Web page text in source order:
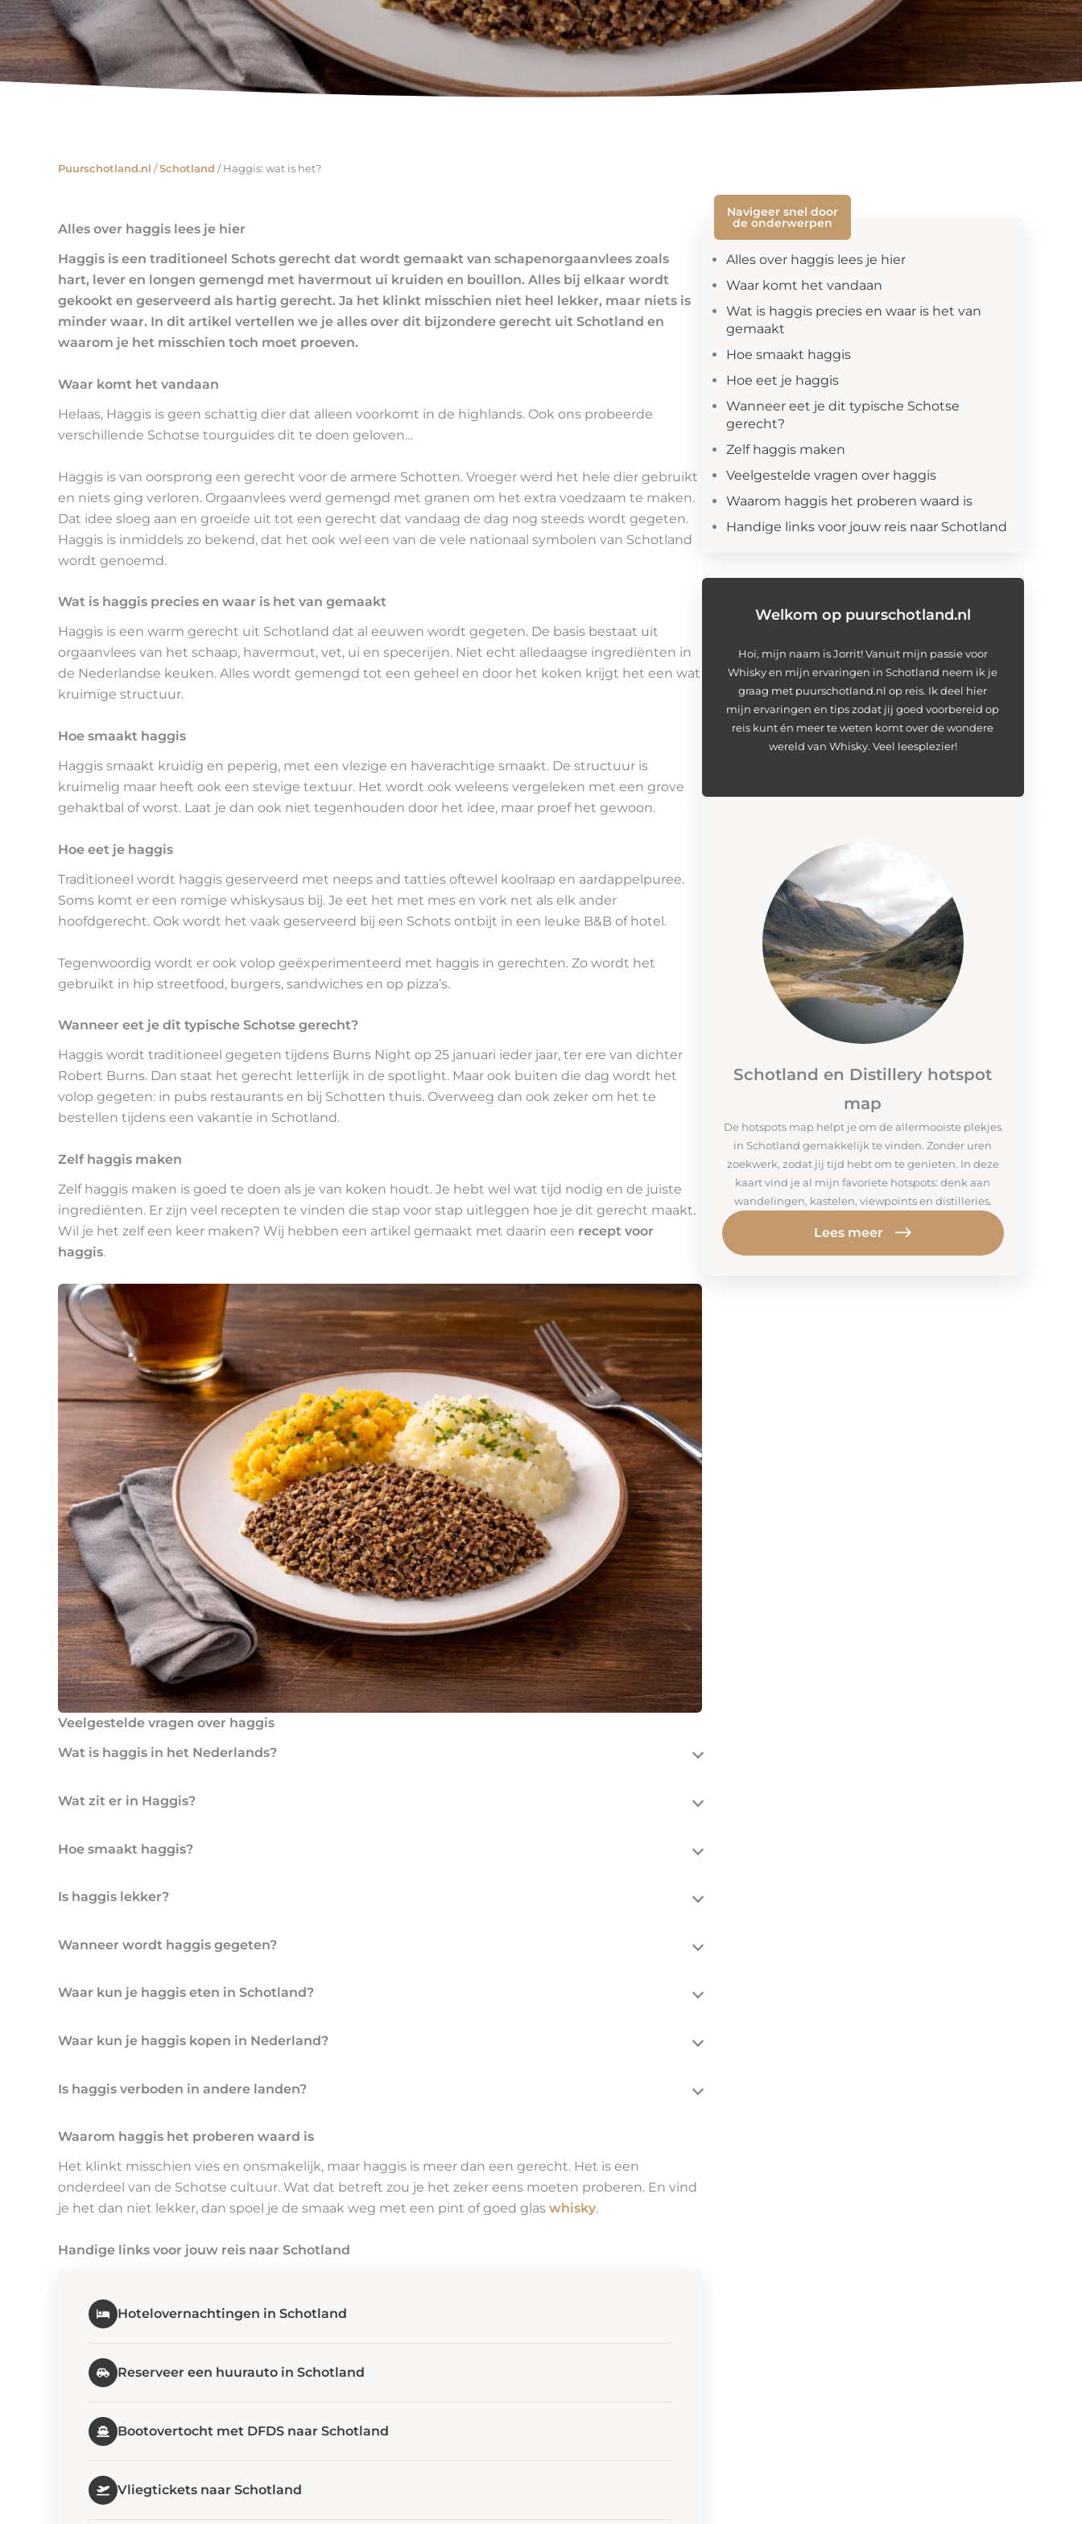
Puurschotland.nl /Schotland /Haggis: wat is het?
Alles over haggis lees je hier
Haggis is een traditioneel Schots gerecht dat wordt gemaakt van schapenorgaanvlees zoals
hart, lever en longen gemengd met havermout ui kruiden en bouillon. Alles bij elkaar wordt
gekookt en geserveerd als hartig gerecht. Ja het klinkt misschien niet heel lekker, maar niets is
minder waar. In dit artikel vertellen we je alles over dit bijzondere gerecht uit Schotland en
waarom je het misschien toch moet proeven.
Waar komt het vandaan
Helaas, Haggis is geen schattig dier dat alleen voorkomt in de highlands. Ook ons probeerde
verschillende Schotse tourguides dit te doen geloven…
Haggis is van oorsprong een gerecht voor de armere Schotten. Vroeger werd het hele dier gebruikt
en niets ging verloren. Orgaanvlees werd gemengd met granen om het extra voedzaam te maken.
Dat idee sloeg aan en groeide uit tot een gerecht dat vandaag de dag nog steeds wordt gegeten.
Haggis is inmiddels zo bekend, dat het ook wel een van de vele nationaal symbolen van Schotland
wordt genoemd.
Wat is haggis precies en waar is het van gemaakt
Haggis is een warm gerecht uit Schotland dat al eeuwen wordt gegeten. De basis bestaat uit
orgaanvlees van het schaap, havermout, vet, ui en specerijen. Niet echt alledaagse ingrediënten in
de Nederlandse keuken. Alles wordt gemengd tot een geheel en door het koken krijgt het een wat
kruimige structuur.
Hoe smaakt haggis
Haggis smaakt kruidig en peperig, met een vlezige en haverachtige smaakt. De structuur is
kruimelig maar heeft ook een stevige textuur. Het wordt ook weleens vergeleken met een grove
gehaktbal of worst. Laat je dan ook niet tegenhouden door het idee, maar proef het gewoon.
Hoe eet je haggis
Traditioneel wordt haggis geserveerd met neeps and tatties oftewel koolraap en aardappelpuree.
Soms komt er een romige whiskysaus bij. Je eet het met mes en vork net als elk ander
hoofdgerecht. Ook wordt het vaak geserveerd bij een Schots ontbijt in een leuke B&B of hotel.
Tegenwoordig wordt er ook volop geëxperimenteerd met haggis in gerechten. Zo wordt het
gebruikt in hip streetfood, burgers, sandwiches en op pizza’s.
Wanneer eet je dit typische Schotse gerecht?
Haggis wordt traditioneel gegeten tijdens Burns Night op 25 januari ieder jaar, ter ere van dichter
Robert Burns. Dan staat het gerecht letterlijk in de spotlight. Maar ook buiten die dag wordt het
volop gegeten: in pubs restaurants en bij Schotten thuis. Overweeg dan ook zeker om het te
bestellen tijdens een vakantie in Schotland.
Zelf haggis maken
Zelf haggis maken is goed te doen als je van koken houdt. Je hebt wel wat tijd nodig en de juiste
ingrediënten. Er zijn veel recepten te vinden die stap voor stap uitleggen hoe je dit gerecht maakt.
Wil je het zelf een keer maken? Wij hebben een artikel gemaakt met daarin een recept voor
haggis.
Veelgestelde vragen over haggis
Wat is haggis in het Nederlands?
Wat zit er in Haggis?
Hoe smaakt haggis?
Is haggis lekker?
Wanneer wordt haggis gegeten?
Waar kun je haggis eten in Schotland?
Waar kun je haggis kopen in Nederland?
Is haggis verboden in andere landen?
Waarom haggis het proberen waard is
Het klinkt misschien vies en onsmakelijk, maar haggis is meer dan een gerecht. Het is een
onderdeel van de Schotse cultuur. Wat dat betreft zou je het zeker eens moeten proberen. En vind
je het dan niet lekker, dan spoel je de smaak weg met een pint of goed glas whisky.
Handige links voor jouw reis naar Schotland
Hotelovernachtingen in Schotland
Reserveer een huurauto in Schotland
Bootovertocht met DFDS naar Schotland
Vliegtickets naar Schotland
Navigeer snel door
de onderwerpen
Alles over haggis lees je hier
Waar komt het vandaan
Wat is haggis precies en waar is het van
gemaakt
Hoe smaakt haggis
Hoe eet je haggis
Wanneer eet je dit typische Schotse
gerecht?
Zelf haggis maken
Veelgestelde vragen over haggis
Waarom haggis het proberen waard is
Handige links voor jouw reis naar Schotland
Welkom op puurschotland.nl
Hoi, mijn naam is Jorrit! Vanuit mijn passie voor
Whisky en mijn ervaringen in Schotland neem ik je
graag met puurschotland.nl op reis. Ik deel hier
mijn ervaringen en tips zodat jij goed voorbereid op
reis kunt én meer te weten komt over de wondere
wereld van Whisky. Veel leesplezier!
Schotland en Distillery hotspot
map
De hotspots map helpt je om de allermooiste plekjes
in Schotland gemakkelijk te vinden. Zonder uren
zoekwerk, zodat jij tijd hebt om te genieten. In deze
kaart vind je al mijn favoriete hotspots: denk aan
wandelingen, kastelen, viewpoints en distilleries.
Lees meer